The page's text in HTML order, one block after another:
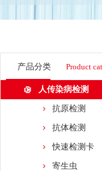
产品分类 Product
人传染病检测
抗原检测
抗体检测
快速检测卡
寄生虫